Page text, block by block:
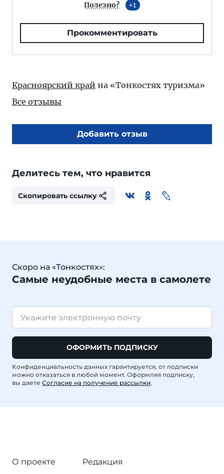
Полезно? 1
Прокомментировать
Красноярский край на «Тонкостях туризма»
Все отзывы
Добавить отзыв
Делитесь тем, что нравится
Скопировать ссылку
Скоро на «Тонкостях»:
Самые неудобные места в самолете
ОФОРМИТЬ ПОДПИСКУ
Конфиденциальность данных гарантируется, от подписки
можно отказаться в любой момент. Оформляя подписку,
вы даете Согласие на получение рассылки.
О проекте
Редакция